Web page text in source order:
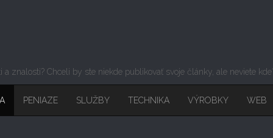
a znalosti? Chceli by ste niekde publikovať svoje články, ale neviete
PENIAZE SLUŽBY TECHNIKA VÝROBKY WEB